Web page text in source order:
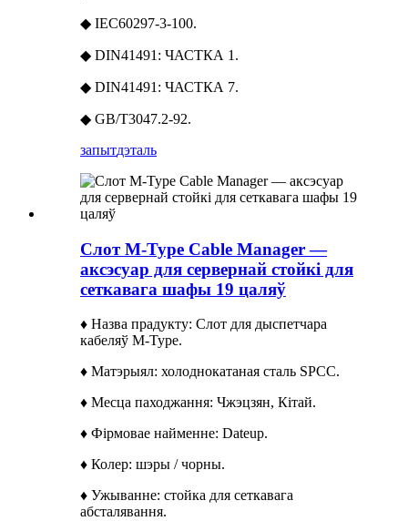
◆ IEC60297-3-100.
◆ DIN41491: ЧАСТКА 1.
◆ DIN41491: ЧАСТКА 7.
◆ GB/T3047.2-92.
запытдэталь
Слот M-Type Cable Manager —
аксэсуар для сервернай стойкі для
сеткавага шафы 19 цаляў
♦ Назва прадукту: Слот для дыспетчара
кабеляў M-Type.
♦ Матэрыял: холоднокатаная сталь SPCC.
♦ Месца паходжання: Чжэцзян, Кітай.
♦ Фірмовае найменне: Dateup.
♦ Колер: шэры / чорны.
♦ Ужыванне: стойка для сеткавага
абсталявання.